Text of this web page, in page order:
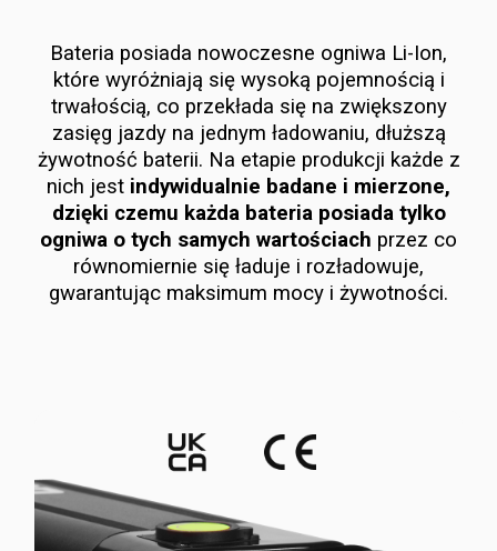
Bateria posiada nowoczesne ogniwa Li-Ion,
które wyróżniają się wysoką pojemnością i
trwałością, co przekłada się na zwiększony
zasięg jazdy na jednym ładowaniu, dłuższą
żywotność baterii. Na etapie produkcji każde z
nich jest indywidualnie badane i mierzone,
dzięki czemu każda bateria posiada tylko
ogniwa o tych samych wartościach przez co
równomiernie się ładuje i rozładowuje,
gwarantując maksimum mocy i żywotności.